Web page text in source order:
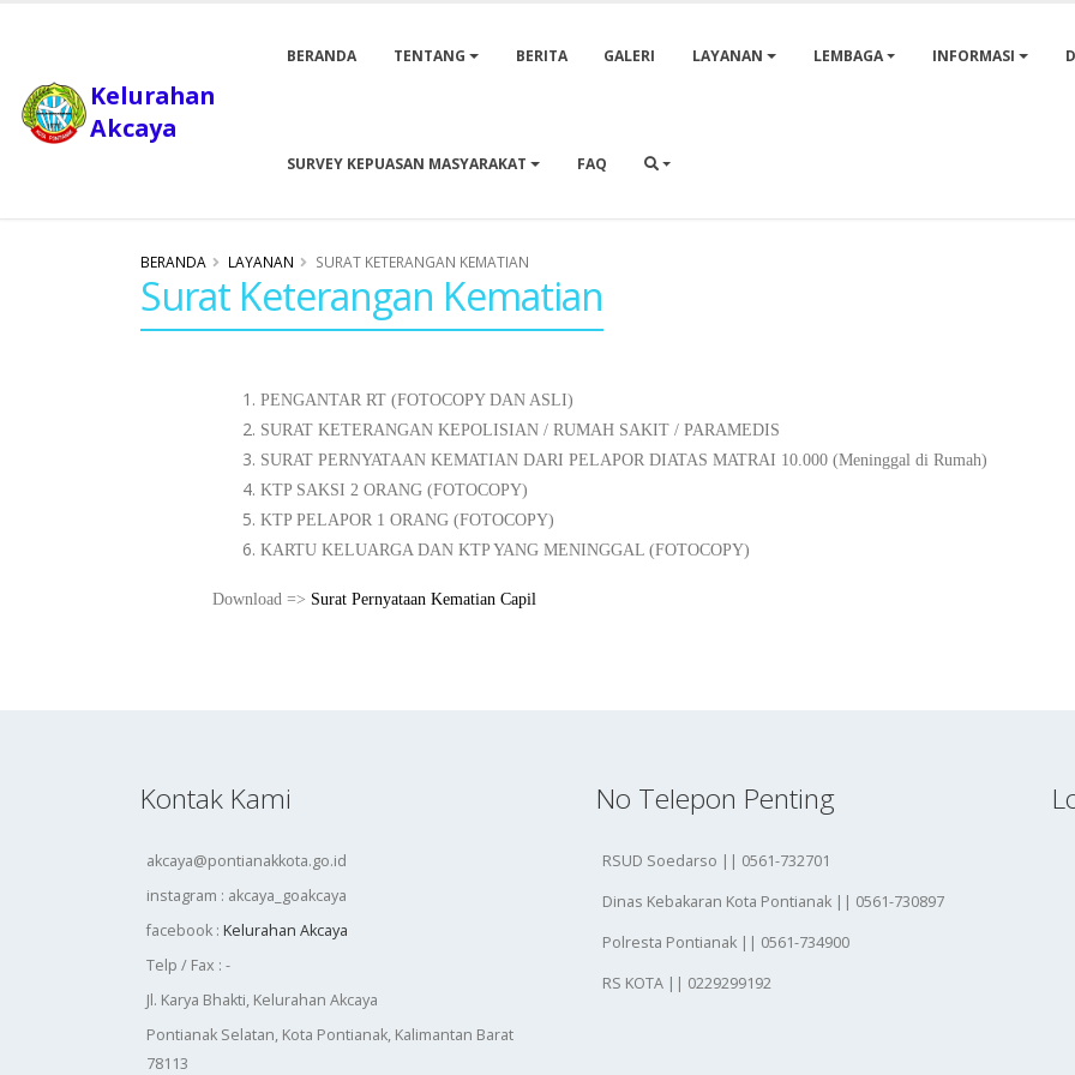
Kelurahan
Akcaya
BERANDA TENTANG BERITA GALERI LAYANAN LEMBAGA INFORMASI
SURVEY KEPUASAN MASYARAKAT FAQ
BERANDA LAYANAN SURAT KETERANGAN KEMATIAN
Surat Keterangan Kematian
PENGANTAR RT (FOTOCOPY DAN ASLI)
SURAT KETERANGAN KEPOLISIAN / RUMAH SAKIT / PARAMEDIS
SURAT PERNYATAAN KEMATIAN DARI PELAPOR DIATAS MATRAI 10.000 (Meninggal di Rumah)
KTP SAKSI 2 ORANG (FOTOCOPY)
KTP PELAPOR 1 ORANG (FOTOCOPY)
KARTU KELUARGA DAN KTP YANG MENINGGAL (FOTOCOPY)
Download => Surat Pernyataan Kematian Capil
Kontak Kami
akcaya@pontianakkota.go.id
instagram : akcaya_goakcaya
facebook : Kelurahan Akcaya
Telp / Fax : -
Jl. Karya Bhakti, Kelurahan Akcaya
Pontianak Selatan, Kota Pontianak, Kalimantan Barat
78113
No Telepon Penting
RSUD Soedarso || 0561-732701
Dinas Kebakaran Kota Pontianak || 0561-730897
Polresta Pontianak || 0561-734900
RS KOTA || 0229299192